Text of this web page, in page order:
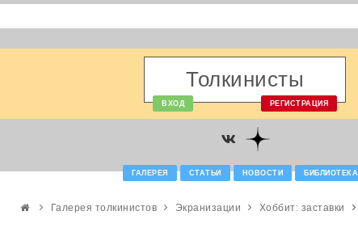
Толкинисты
ВХОД РЕГИСТРАЦИЯ
ГАЛЕРЕЯ СТАТЬИ НОВОСТИ БИБЛИОТЕКА
Галерея толкинистов Экранизации Хоббит: заставки